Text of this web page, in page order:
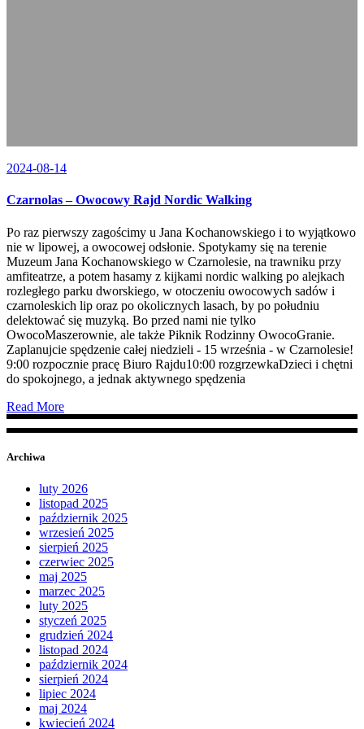
2024-08-14
Czarnolas – Owocowy Rajd Nordic Walking
Po raz pierwszy zagościmy u Jana Kochanowskiego i to wyjątkowo
nie w lipowej, a owocowej odsłonie. Spotykamy się na terenie
Muzeum Jana Kochanowskiego w Czarnolesie, na trawniku przy
amfiteatrze, a potem hasamy z kijkami nordic walking po alejkach
rozległego parku dworskiego, w otoczeniu owocowych sadów i
czarnoleskich lip oraz po okolicznych lasach, by po południu
delektować się muzyką. Bo przed nami nie tylko
OwocoMaszerownie, ale także Piknik Rodzinny OwocoGranie.
Zaplanujcie spędzenie całej niedzieli - 15 września - w Czarnolesie!
9:00 rozpocznie pracę Biuro Rajdu10:00 rozgrzewkaDzieci i chętni
do spokojnego, a jednak aktywnego spędzenia
Read More
Archiwa
luty 2026
listopad 2025
październik 2025
wrzesień 2025
sierpień 2025
czerwiec 2025
maj 2025
marzec 2025
luty 2025
styczeń 2025
grudzień 2024
listopad 2024
październik 2024
sierpień 2024
lipiec 2024
maj 2024
kwiecień 2024